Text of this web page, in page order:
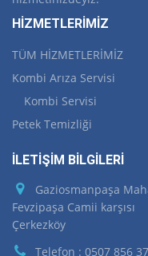
HİZMETLERİMİZ
TÜM HİZMETLERİMİZ
Kombi Arıza Servisi
Kombi Servisi
Petek Temizliği
İLETİŞİM BİLGİLERİ
Gaziosmanpaşa
Fevzipaşa Camii karşısı
Çerkezköy
Telefon : 0507 856